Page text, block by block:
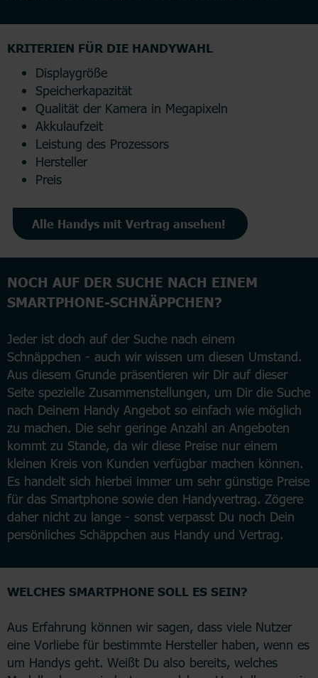
KRITERIEN FÜR DIE HANDYWAHL
Displaygröße
Speicherkapazität
Qualität der Kamera in Megapixeln
Akkulaufzeit
Leistung des Prozessors
Hersteller
Preis
Alle Handys mit Vertrag ansehen!
NOCH AUF DER SUCHE NACH EINEM
SMARTPHONE-SCHNÄPPCHEN?
Jeder ist doch auf der Suche nach einem
Schnäppchen - auch wir wissen um diesen Umstand.
Aus diesem Grunde präsentieren wir Dir auf dieser
Seite spezielle Zusammenstellungen, um Dir die Suche
nach Deinem Handy Angebot so einfach wie möglich
zu machen. Die sehr geringe Anzahl an Angeboten
kommt zu Stande, da wir diese Preise nur einem
kleinen Kreis von Kunden verfügbar machen können.
Es handelt sich hierbei immer um sehr günstige Preise
für das Smartphone sowie den Handyvertrag. Zögere
daher nicht zu lange - sonst verpasst Du noch Dein
persönliches Schäppchen aus Handy und Vertrag.
WELCHES SMARTPHONE SOLL ES SEIN?
Aus Erfahrung können wir sagen, dass viele Nutzer
eine Vorliebe für bestimmte Hersteller haben, wenn es
um Handys geht. Weißt Du also bereits, welches